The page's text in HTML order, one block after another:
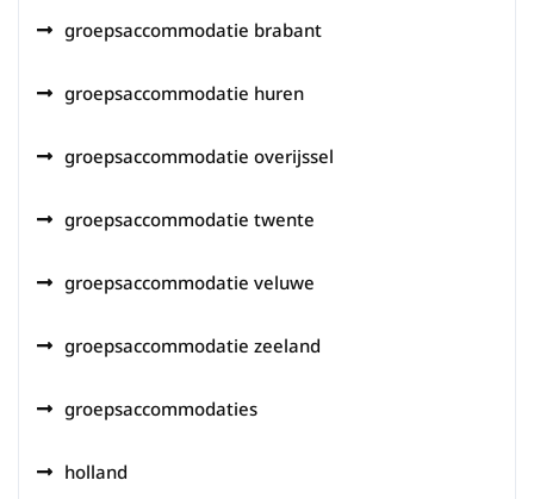
groepsaccommodatie brabant
groepsaccommodatie huren
groepsaccommodatie overijssel
groepsaccommodatie twente
groepsaccommodatie veluwe
groepsaccommodatie zeeland
groepsaccommodaties
holland